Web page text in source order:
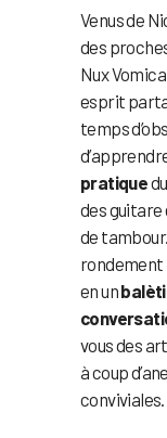
Venus de
des
Nux
esprit
temps
pratique
des
de
rondement
en un
vous des
à coup
conviviales.